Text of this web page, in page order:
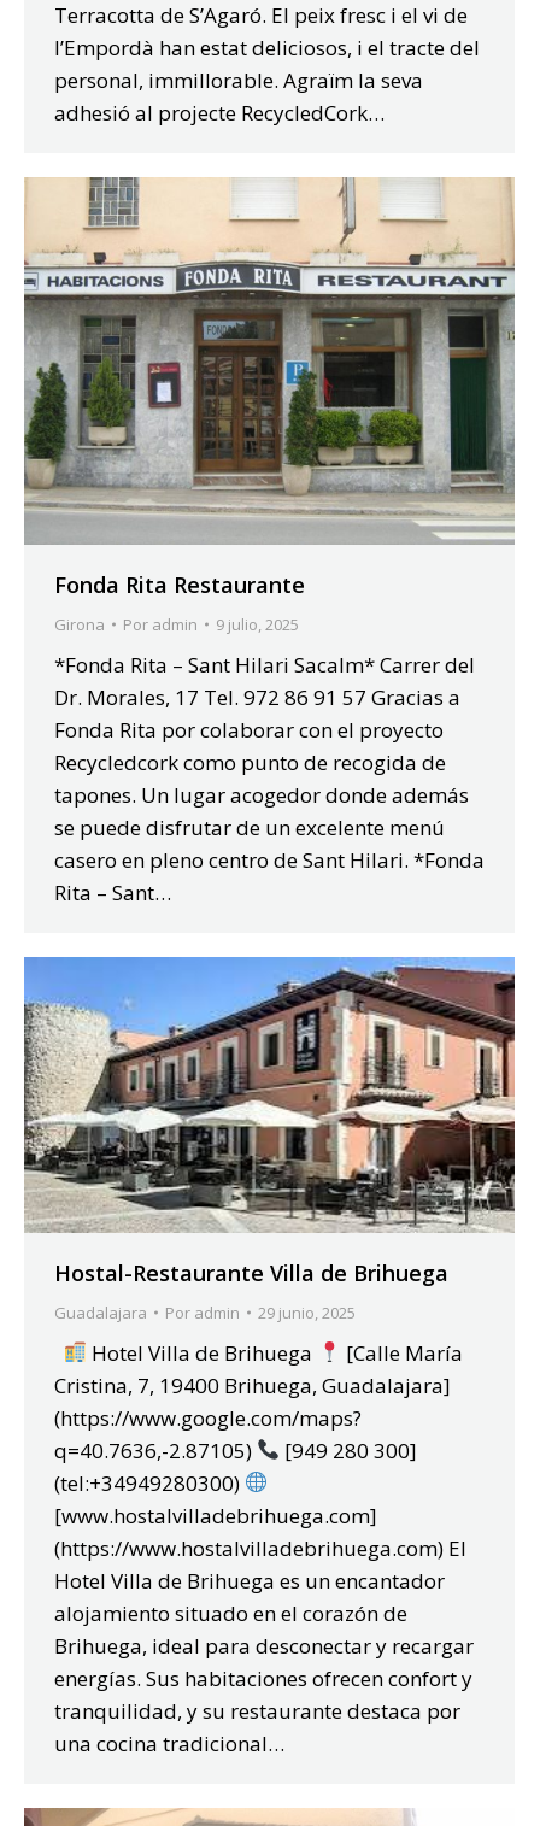
Terracotta de S’Agaró. El peix fresc i el vi de
l’Empordà han estat deliciosos, i el tracte del
personal, immillorable. Agraïm la seva
adhesió al projecte RecycledCork…
Fonda Rita Restaurante
Girona Por admin 9 julio, 2025
*Fonda Rita – Sant Hilari Sacalm* Carrer del
Dr. Morales, 17 Tel. 972 86 91 57 Gracias a
Fonda Rita por colaborar con el proyecto
Recycledcork como punto de recogida de
tapones. Un lugar acogedor donde además
se puede disfrutar de un excelente menú
casero en pleno centro de Sant Hilari. *Fonda
Rita – Sant…
Hostal-Restaurante Villa de Brihuega
Guadalajara Por admin 29 junio, 2025
Hotel Villa de Brihuega
[Calle María
Cristina, 7, 19400 Brihuega, Guadalajara]
(https://www.google.com/maps?
q=40.7636,-2.87105)
[949 280 300]
(tel:+34949280300)
[www.hostalvilladebrihuega.com]
(https://www.hostalvilladebrihuega.com) El
Hotel Villa de Brihuega es un encantador
alojamiento situado en el corazón de
Brihuega, ideal para desconectar y recargar
energías. Sus habitaciones ofrecen confort y
tranquilidad, y su restaurante destaca por
una cocina tradicional…